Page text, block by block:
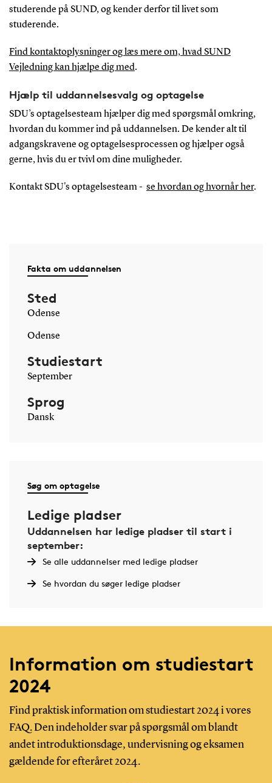
studerende på SUND, og kender derfor til livet som
studerende.
Find kontaktoplysninger og læs mere om, hvad SUND
Vejledning kan hjælpe dig med.
Hjælp til uddannelsesvalg og optagelse
SDU’s optagelsesteam hjælper dig med spørgsmål omkring,
hvordan du kommer ind på uddannelsen. De kender alt til
adgangskravene og optagelsesprocessen og hjælper også
gerne, hvis du er tvivl om dine muligheder.
Kontakt SDU's optagelsesteam - se hvordan og hvornår her.
Fakta om uddannelsen
Sted
Odense
Odense
Studiestart
September
Sprog
Dansk
Søg om optagelse
Ledige pladser
Uddannelsen har ledige pladser til start i
september:
Se alle uddannelser med ledige pladser
Se hvordan du søger ledige pladser
Information om studiestart
2024
Find praktisk information om studiestart 2024 i vores
FAQ. Den indeholder svar på spørgsmål om blandt
andet introduktionsdage, undervisning og eksamen
gældende for efteråret 2024.